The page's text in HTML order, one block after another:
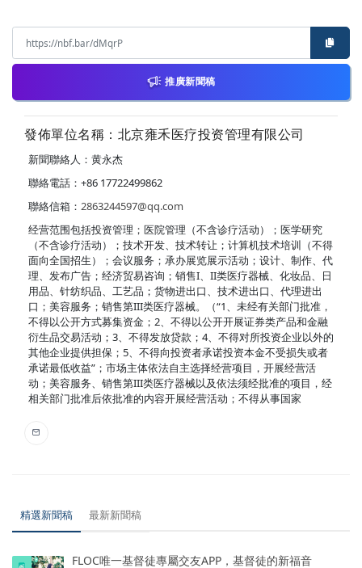
推廣新聞稿
發佈單位名稱：北京雍禾医疗投资管理有限公司
新聞聯絡人：黄永杰
聯絡電話：+86 17722499862
聯絡信箱： 2863244597@qq.com
经营范围包括投资管理；医院管理（不含诊疗活动）；医学研究
（不含诊疗活动）；技术开发、技术转让；计算机技术培训（不得
面向全国招生）；会议服务；承办展览展示活动；设计、制作、代
理、发布广告；经济贸易咨询；销售I、II类医疗器械、化妆品、日
用品、针纺织品、工艺品；货物进出口、技术进出口、代理进出
口；美容服务；销售第III类医疗器械。（“1、未经有关部门批准，
不得以公开方式募集资金；2、不得以公开开展证券类产品和金融
衍生品交易活动；3、不得发放贷款；4、不得对所投资企业以外的
其他企业提供担保；5、不得向投资者承诺投资本金不受损失或者
承诺最低收益”；市场主体依法自主选择经营项目，开展经营活
动；美容服务、销售第III类医疗器械以及依法须经批准的项目，经
相关部门批准后依批准的内容开展经营活动；不得从事国家
精選新聞稿 最新新聞稿
FLOC唯一基督徒專屬交友APP，基督徒的新福音